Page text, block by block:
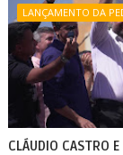
LANÇAMENTO DA
CLÁUDIO CASTRO